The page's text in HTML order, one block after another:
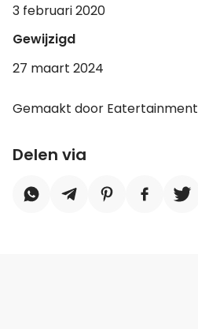
3 februari 2020
Gewijzigd
27 maart 2024
Gemaakt door Eatertainment
Delen via